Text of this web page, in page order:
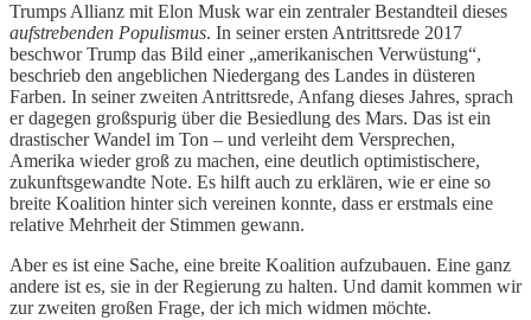
Trumps Allianz mit Elon Musk war ein zentraler Bestandteil dieses
aufstrebenden Populismus. In seiner ersten Antrittsrede 2017
beschwor Trump das Bild einer „amerikanischen Verwüstung“,
beschrieb den angeblichen Niedergang des Landes in düsteren
Farben. In seiner zweiten Antrittsrede, Anfang dieses Jahres, sprach
er dagegen großspurig über die Besiedlung des Mars. Das ist ein
drastischer Wandel im Ton – und verleiht dem Versprechen,
Amerika wieder groß zu machen, eine deutlich optimistischere,
zukunftsgewandte Note. Es hilft auch zu erklären, wie er eine so
breite Koalition hinter sich vereinen konnte, dass er erstmals eine
relative Mehrheit der Stimmen gewann.
Aber es ist eine Sache, eine breite Koalition aufzubauen. Eine ganz
andere ist es, sie in der Regierung zu halten. Und damit kommen wir
zur zweiten großen Frage, der ich mich widmen möchte.